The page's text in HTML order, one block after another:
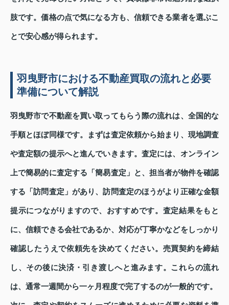
肢です。価格の点で気になる方も、信頼できる業者を選ぶこ
とで安心感が得られます。
羽曳野市における不動産買取の流れと必要
準備について解説
羽曳野市で不動産を買い取ってもらう際の流れは、全国的な
手順とほぼ同様です。まずは査定依頼から始まり、現地調査
や査定額の提示へと進んでいきます。査定には、オンライン
上で簡易的に査定する「簡易査定」と、担当者が物件を確認
する「訪問査定」があり、訪問査定のほうがより正確な金額
提示につながりますので、おすすめです。査定結果をもと
に、信頼できる会社であるか、対応が丁寧かなどをしっかり
確認したうえで依頼先を決めてください。売買契約を締結
し、その後に決済・引き渡しへと進みます。これらの流れ
は、通常一週間から一ヶ月程度で完了するのが一般的です。